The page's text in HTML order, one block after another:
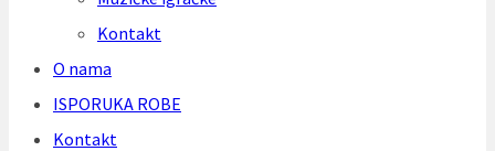
Kontakt
O nama
ISPORUKA ROBE
Kontakt